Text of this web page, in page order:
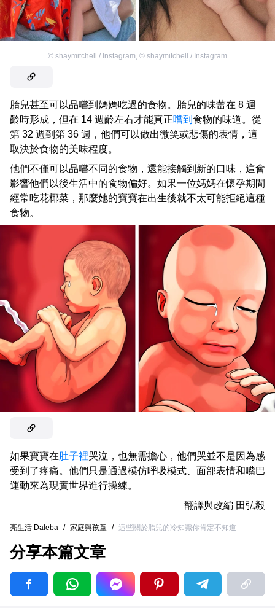
© shaymitchell / Instagram, © shaymitchell / Instagram
胎兒甚至可以品嚐到媽媽吃過的食物。胎兒的味蕾在 8 週
齡時形成，但在 14 週齡左右才能真正嚐到 食物的味道。從
第 32 週到第 36 週，他們可以做出微笑或悲傷的表情，這
取決於食物的美味程度。
他們不僅可以品嚐不同的食物，還能接觸到新的口味，這會
影響他們以後生活中的食物偏好。如果一位媽媽在懷孕期間
經常吃花椰菜，那麼她的寶寶在出生後就不太可能拒絕這種
食物。
如果寶寶在肚子裡哭泣，也無需擔心，他們哭並不是因為感
受到了疼痛。他們只是通過模仿呼吸模式、面部表情和嘴巴
運動來為現實世界進行操練。
翻譯與改編 田弘毅
亮生活 Daleba / 家庭與孩童 / 這些關於胎兒的冷知識你肯定不知道
分享本篇文章